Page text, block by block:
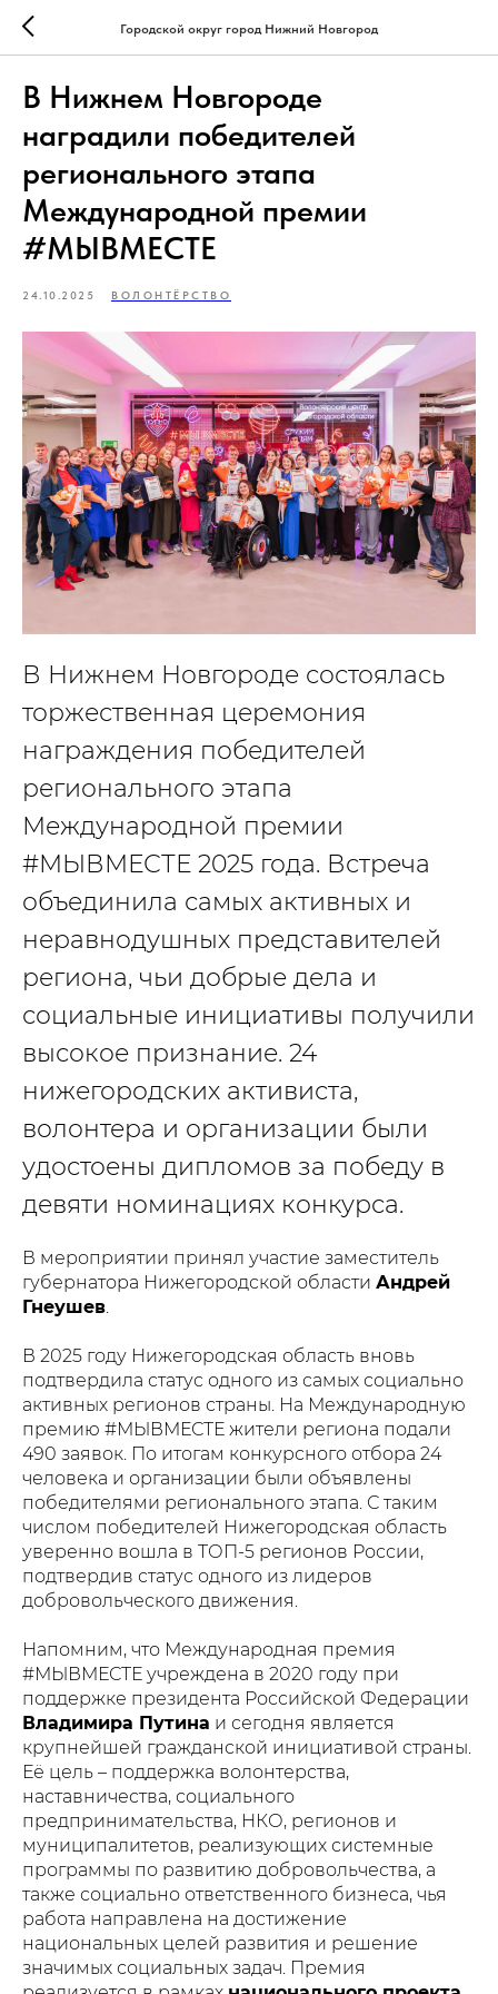
Городской округ город Нижний Новгород
В Нижнем Новгороде
наградили победителей
регионального этапа
Международной премии
#МЫВМЕСТЕ
24.10.2025 ВОЛОНТЁРСТВО
В Нижнем Новгороде состоялась
торжественная церемония
награждения победителей
регионального этапа
Международной премии
#МЫВМЕСТЕ 2025 года. Встреча
объединила самых активных и
неравнодушных представителей
региона, чьи добрые дела и
социальные инициативы получили
высокое признание. 24
нижегородских активиста,
волонтера и организации были
удостоены дипломов за победу в
девяти номинациях конкурса.
В мероприятии принял участие заместитель
губернатора Нижегородской области Андрей
Гнеушев
В 2025 году Нижегородская область вновь
подтвердила статус одного из самых социально
активных регионов страны. На Международную
премию #МЫВМЕСТЕ жители региона подали
490 заявок. По итогам конкурсного отбора 24
человека и организации были объявлены
победителями регионального этапа. С таким
числом победителей Нижегородская область
уверенно вошла в ТОП-5 регионов России,
подтвердив статус одного из лидеров
добровольческого движения.
Напомним, что Международная премия
#МЫВМЕСТЕ учреждена в 2020 году при
поддержке президента Российской Федерации
Владимира Путина и сегодня является
крупнейшей гражданской инициативой страны.
Её цель – поддержка волонтерства,
наставничества, социального
предпринимательства, НКО, регионов и
муниципалитетов, реализующих системные
программы по развитию добровольчества, а
также социально ответственного бизнеса, чья
работа направлена на достижение
национальных целей развития и решение
значимых социальных задач. Премия